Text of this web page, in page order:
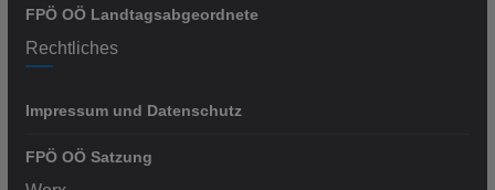
FPÖ OÖ Landtagsabgeordnete
Rechtliches
Impressum und Datenschutz
FPÖ OÖ Satzung